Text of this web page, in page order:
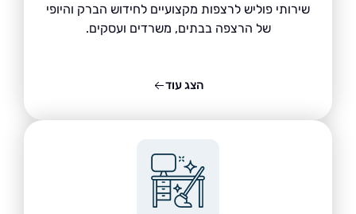
שירותי פוליש לרצפות מקצועיים לחידוש הברק והיופי
של הרצפה בבתים, משרדים ועסקים.